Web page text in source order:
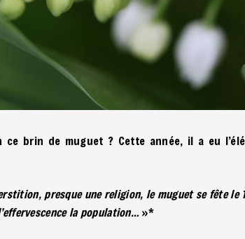
ce brin de muguet ? Cette année, il a eu
presque une religion, le muguet se fête le
la population… »*